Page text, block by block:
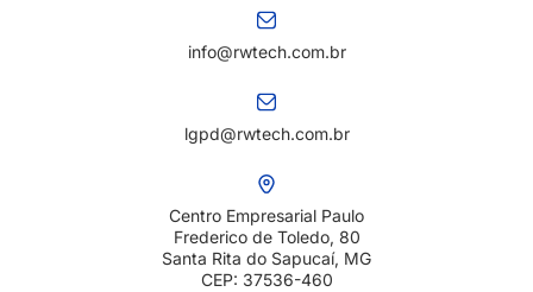
info@rwtech.com.br
lgpd@rwtech.com.br
Centro Empresarial Paulo
Frederico de Toledo, 80
Santa Rita do Sapucaí, MG
CEP: 37536-460